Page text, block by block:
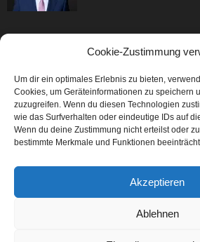
Cookie-Zustimmung
Um dir ein optimales Erlebnis zu bieten,
Cookies, um Geräteinformationen zu speichern
zuzugreifen. Wenn du diesen Technologien
wie das Surfverhalten oder eindeutige IDs auf
Wenn du deine Zustimmung nicht erteilst oder
bestimmte Merkmale und Funktionen
Akzeptieren
Ablehnen
Events & Success
Breaking News
Aktuelles
Featured Article
Karriere